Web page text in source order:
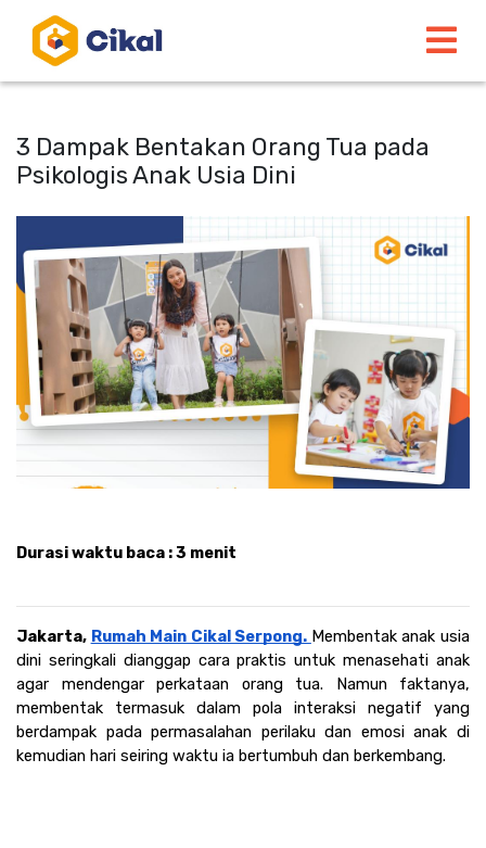
3 Dampak Bentakan Orang Tua pada
Psikologis Anak Usia Dini
Durasi waktu baca : 3 menit
Jakarta, Rumah Main Cikal Serpong. Membentak anak usia
dini seringkali dianggap cara praktis untuk menasehati anak
agar mendengar perkataan orang tua. Namun faktanya,
membentak termasuk dalam pola interaksi negatif yang
berdampak pada permasalahan perilaku dan emosi anak di
kemudian hari seiring waktu ia bertumbuh dan berkembang.